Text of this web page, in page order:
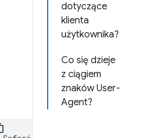
dotyczące
klienta
użytkownika?
Co się dzieje
z ciągiem
znaków User-
Agent?